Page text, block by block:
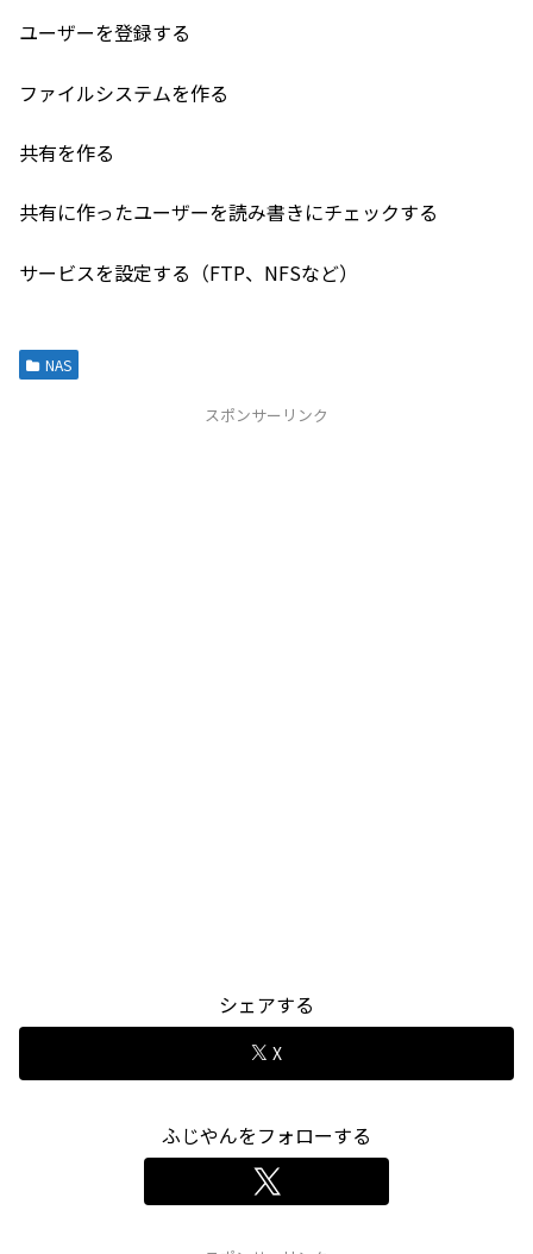
ユーザーを登録する
ファイルシステムを作る
共有を作る
共有に作ったユーザーを読み書きにチェックする
サービスを設定する（FTP、NFSなど）
NAS
スポンサーリンク
シェアする
X
ふじやんをフォローする